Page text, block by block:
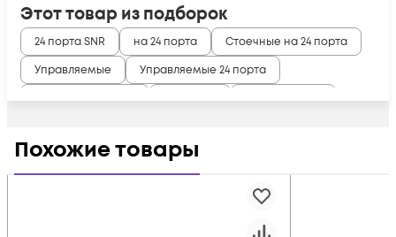
Этот товар из подборок
24 порта SNR на 24 порта
Стоечные на 24 порта
Управляемые
Управляемые 24 порта
Управляемые SNR
Уровня L2
L2 на 24 порта
SFP Коммутатор
Похожие товары